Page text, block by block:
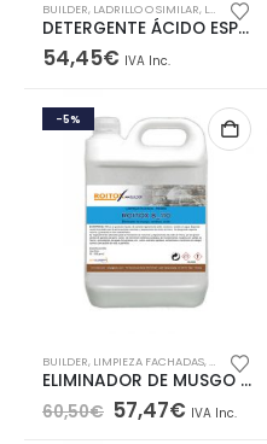
BUILDER, LADRILLO O SIMILAR, LIMPIEZA FACHADAS
DETERGENTE ÁCIDO ESPECIAL LIMPIEZA FACHADAS OBRA VISTA
54,45€ IVA Inc.
-5%
BUILDER, LIMPIEZA FACHADAS,OFERTAS
ELIMINADOR DE MUSGO VERDINES OXIDO FERRUGINOSO
60,50€ El
precio
57,47€ElIVA Inc.